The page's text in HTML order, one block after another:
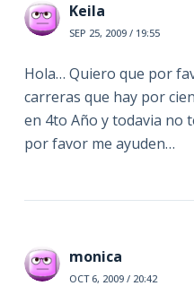
Keila
SEP 25, 2009 / 19:55
Hola… Quiero que por
carreras que hay por
en 4to Año y todavia no
por favor me ayuden…
monica
OCT 6, 2009 / 20:42